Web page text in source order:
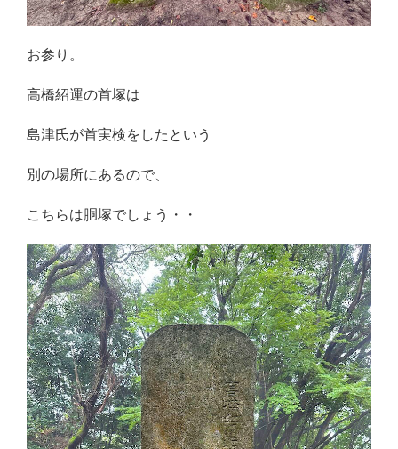
お参り。
高橋紹運の首塚は
島津氏が首実検をしたという
別の場所にあるので、
こちらは胴塚でしょう・・